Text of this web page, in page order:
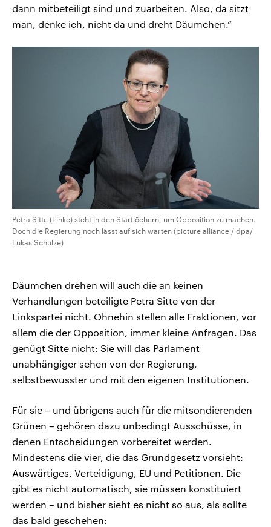
dann mitbeteiligt sind und zuarbeiten. Also, da sitzt
man, denke ich, nicht da und dreht Däumchen.“
Petra Sitte (Linke) steht in den Startlöchern, um Opposition zu machen.
Doch die Regierung noch lässt auf sich warten (picture alliance / dpa/
Lukas Schulze)
Däumchen drehen will auch die an keinen
Verhandlungen beteiligte Petra Sitte von der
Linkspartei nicht. Ohnehin stellen alle Fraktionen, vor
allem die der Opposition, immer kleine Anfragen. Das
genügt Sitte nicht: Sie will das Parlament
unabhängiger sehen von der Regierung,
selbstbewusster und mit den eigenen Institutionen.
Für sie – und übrigens auch für die mitsondierenden
Grünen – gehören dazu unbedingt Ausschüsse, in
denen Entscheidungen vorbereitet werden.
Mindestens die vier, die das Grundgesetz vorsieht:
Auswärtiges, Verteidigung, EU und Petitionen. Die
gibt es nicht automatisch, sie müssen konstituiert
werden – und bisher sieht es nicht so aus, als sollte
das bald geschehen: